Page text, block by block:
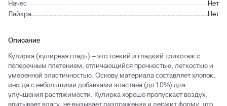
Начес
Нет
Лайкра
Нет
Описание
Кулирка (кулирная гладь) – это тонкий и гладкий трикотаж с
поперечным плетением, отличающийся прочностью, легкостью и
умеренной эластичностью. Основу материала составляет хлопок,
иногда с небольшими добавками эластана (до 10%) для
улучшения растяжимости. Кулирка хорошо пропускает воздух,
впитывает влагу, не вызывает раздражения и держит форму, что